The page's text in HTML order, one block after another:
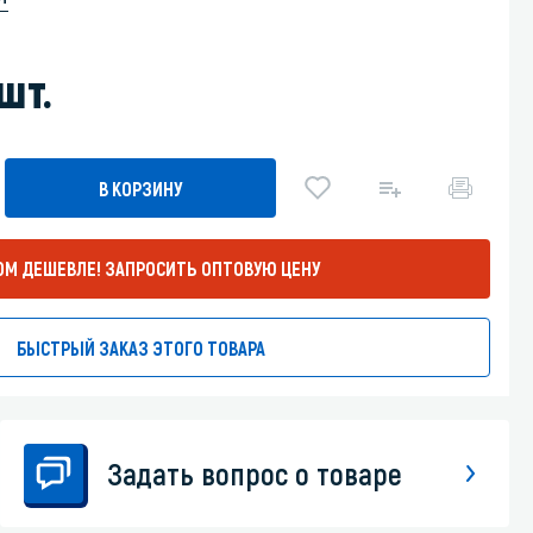
В КОРЗИНУ
ДЕШЕВЛЕ! ЗАПРОСИТЬ ОПТОВУЮ ЦЕНУ
БЫСТРЫЙ ЗАКАЗ ЭТОГО ТОВАРА
Задать вопрос о товаре